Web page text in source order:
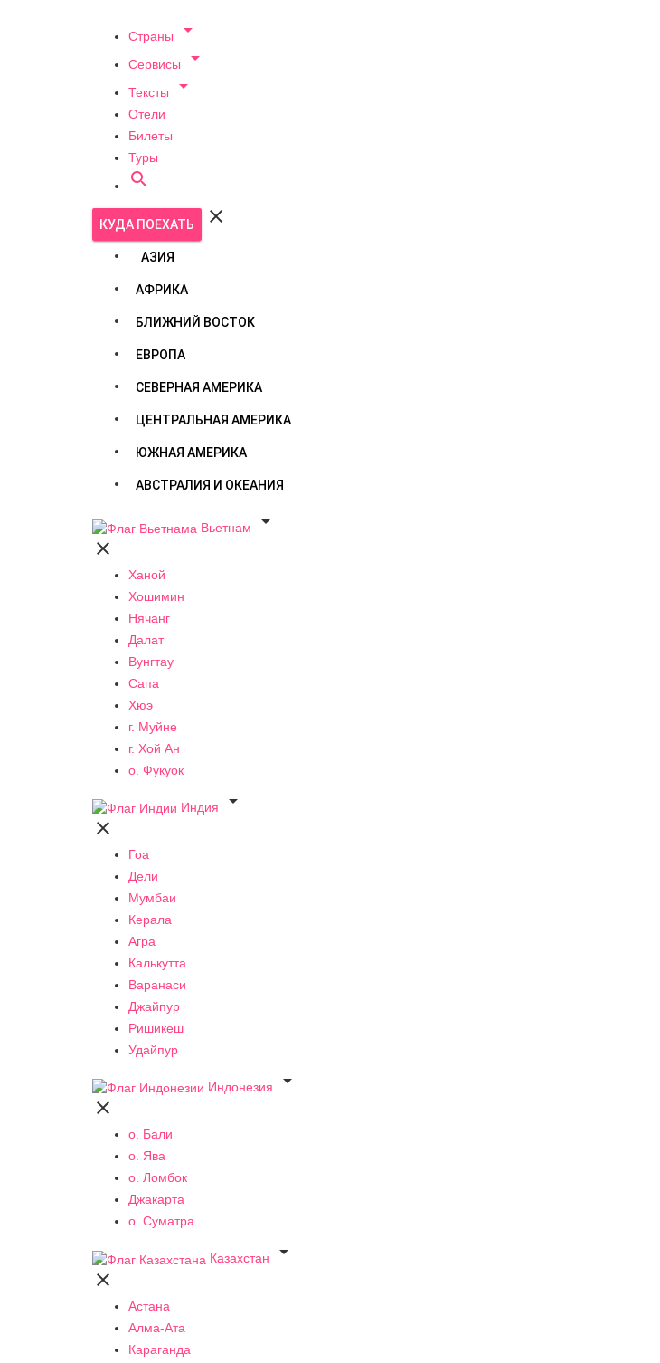
Страны 
Сервисы 
Тексты 
Отели
Билеты
Туры

КУДА ПОЕХАТЬ 
АЗИЯ
АФРИКА
БЛИЖНИЙ ВОСТОК
ЕВРОПА
СЕВЕРНАЯ АМЕРИКА
ЦЕНТРАЛЬНАЯ АМЕРИКА
ЮЖНАЯ АМЕРИКА
АВСТРАЛИЯ И ОКЕАНИЯ
Вьетнам


Ханой
Хошимин
Нячанг
Далат
Вунгтау
Сапа
Хюэ
г. Муйне
г. Хой Ан
о. Фукуок
Индия


Гоа
Дели
Мумбаи
Керала
Агра
Калькутта
Варанаси
Джайпур
Ришикеш
Удайпур
Индонезия


о. Бали
о. Ява
о. Ломбок
Джакарта
о. Суматра
Казахстан


Астана
Алма-Ата
Караганда